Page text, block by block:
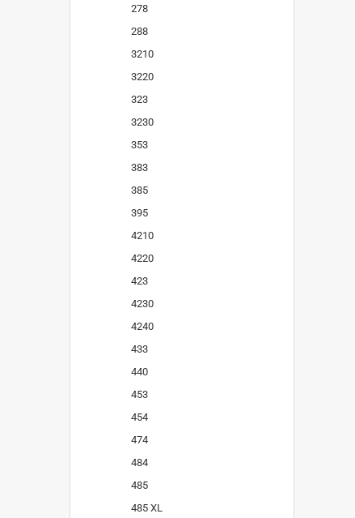
278
288
3210
3220
323
3230
353
383
385
395
4210
4220
423
4230
4240
433
440
453
454
474
484
485
485 XL